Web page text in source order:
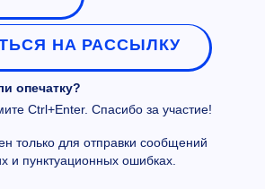
НА РАССЫЛКУ
опечатку?
Ctrl+Enter. Спасибо за участие!
только для отправки сообщений
и пунктуационных ошибках.